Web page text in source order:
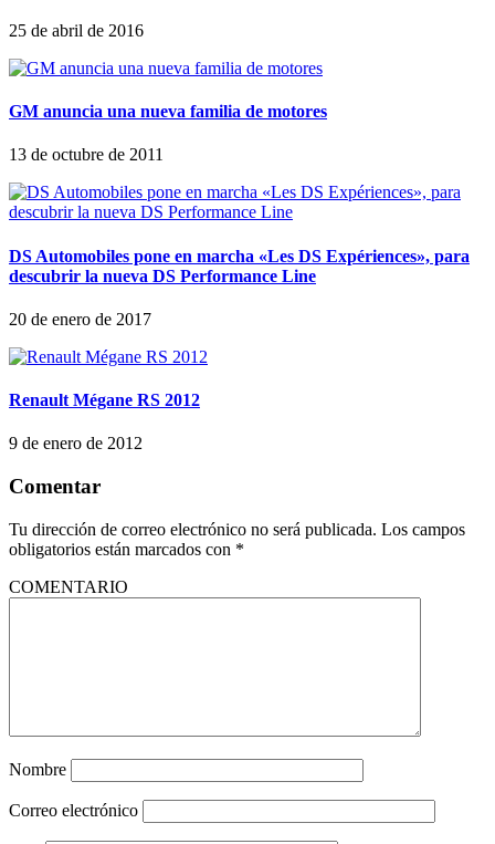
25 de abril de 2016
GM anuncia una nueva familia de motores
13 de octubre de 2011
DS Automobiles pone en marcha «Les DS Expériences», para
descubrir la nueva DS Performance Line
20 de enero de 2017
Renault Mégane RS 2012
9 de enero de 2012
Comentar
Tu dirección de correo electrónico no será publicada. Los campos
obligatorios están marcados con *
COMENTARIO
Nombre
Correo electrónico